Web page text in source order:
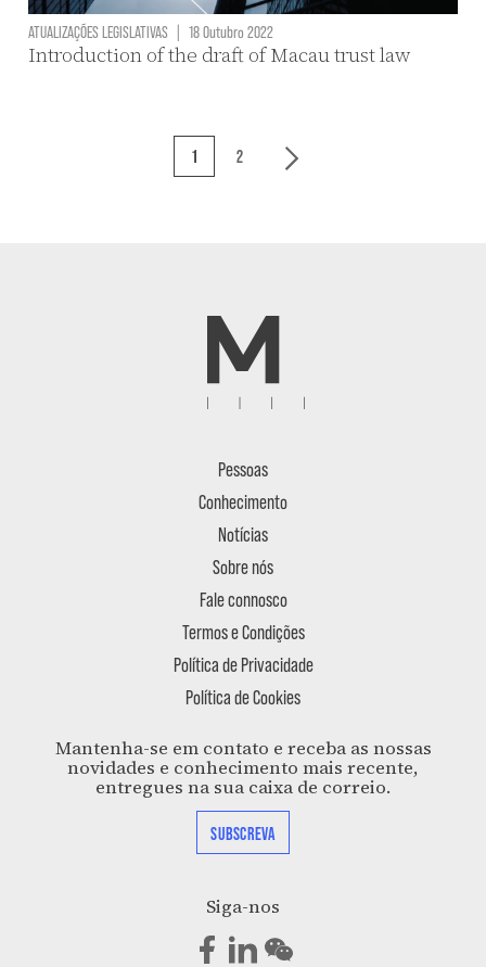
ATUALIZAÇÕES LEGISLATIVAS | 18 Outubro 2022
Introduction of the draft of Macau trust law
1 2
Pessoas
Conhecimento
Notícias
Sobre nós
Fale connosco
Termos e Condições
Política de Privacidade
Política de Cookies
Mantenha-se em contato e receba as nossas
novidades e conhecimento mais recente,
entregues na sua caixa de correio.
SUBSCREVA
Siga-nos